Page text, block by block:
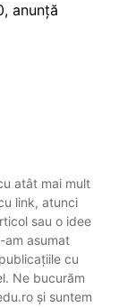
anunță
atât mai mult
link, atunci
sau o idee
am asumat
cu
Ne bucurăm
și suntem